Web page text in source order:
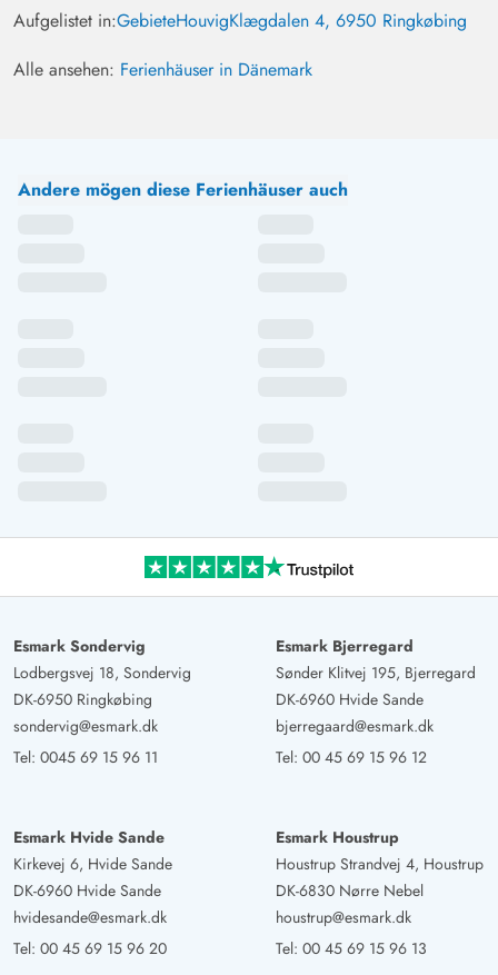
Aufgelistet in:GebieteHouvigKlægdalen 4, 6950 Ringkøbing
Alle ansehen: Ferienhäuser in Dänemark
Andere mögen diese Ferienhäuser auch
Esmark Sondervig
Lodbergsvej 18, Sondervig
DK-6950 Ringkøbing
sondervig@esmark.dk
Tel: 0045 69 15 96 11
Esmark Bjerregard
Sønder Klitvej 195, Bjerregard
DK-6960 Hvide Sande
bjerregaard@esmark.dk
Tel: 00 45 69 15 96 12
Esmark Hvide Sande
Kirkevej 6, Hvide Sande
DK-6960 Hvide Sande
hvidesande@esmark.dk
Tel: 00 45 69 15 96 20
Esmark Houstrup
Houstrup Strandvej 4, Houstrup
DK-6830 Nørre Nebel
houstrup@esmark.dk
Tel: 00 45 69 15 96 13